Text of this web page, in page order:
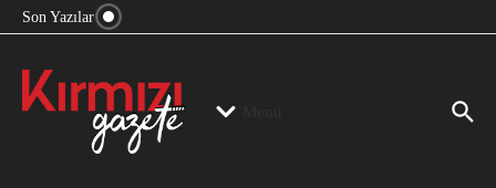
İçeriğe atla
Son Yazılar
“Mutlak Butlan” ve Bir Kez Daha Rejimin “Kendinden